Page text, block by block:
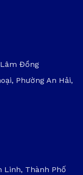
Đồng
Phường An Hải,
Linh, Thành Phố